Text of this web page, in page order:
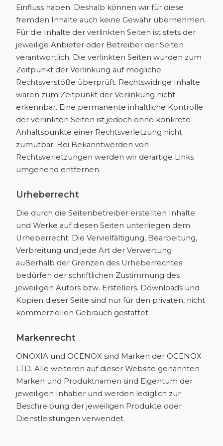
Einfluss haben. Deshalb können wir für diese
fremden Inhalte auch keine Gewähr übernehmen.
Für die Inhalte der verlinkten Seiten ist stets der
jeweilige Anbieter oder Betreiber der Seiten
verantwortlich. Die verlinkten Seiten wurden zum
Zeitpunkt der Verlinkung auf mögliche
Rechtsverstöße überprüft. Rechtswidrige Inhalte
waren zum Zeitpunkt der Verlinkung nicht
erkennbar. Eine permanente inhaltliche Kontrolle
der verlinkten Seiten ist jedoch ohne konkrete
Anhaltspunkte einer Rechtsverletzung nicht
zumutbar. Bei Bekanntwerden von
Rechtsverletzungen werden wir derartige Links
umgehend entfernen.
Urheberrecht
Die durch die Seitenbetreiber erstellten Inhalte
und Werke auf diesen Seiten unterliegen dem
Urheberrecht. Die Vervielfältigung, Bearbeitung,
Verbreitung und jede Art der Verwertung
außerhalb der Grenzen des Urheberrechtes
bedürfen der schriftlichen Zustimmung des
jeweiligen Autors bzw. Erstellers. Downloads und
Kopien dieser Seite sind nur für den privaten, nicht
kommerziellen Gebrauch gestattet.
Markenrecht
ONOXIA und OCENOX sind Marken der OCENOX
LTD. Alle weiteren auf dieser Website genannten
Marken und Produktnamen sind Eigentum der
jeweiligen Inhaber und werden lediglich zur
Beschreibung der jeweiligen Produkte oder
Dienstleistungen verwendet.